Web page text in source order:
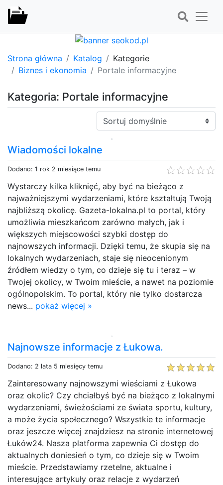
Strona główna Katalog
Kategorie
Biznes i ekonomia
Portale informacyjne
Kategoria: Portale informacyjne
Sortuj:
Wiadomości lokalne
Dodano: 1 rok 2 miesiące temu
Wystarczy kilka kliknięć, aby być na bieżąco z
najważniejszymi wydarzeniami, które kształtują Twoją
najbliższą okolicę. Gazeta-lokalna.pl to portal, który
umożliwia mieszkańcom zarówno małych, jak i
większych miejscowości szybki dostęp do
najnowszych informacji. Dzięki temu, że skupia się na
lokalnych wydarzeniach, staje się nieocenionym
źródłem wiedzy o tym, co dzieje się tu i teraz – w
Twojej okolicy, w Twoim mieście, a nawet na poziomie
ogólnopolskim. To portal, który nie tylko dostarcza
news... pokaż więcej »
Najnowsze informacje z Łukowa.
Dodano: 2 lata 5 miesięcy temu
Zainteresowany najnowszymi wieściami z Łukowa
oraz okolic? Czy chciałbyś być na bieżąco z lokalnymi
wydarzeniami, świeżościami ze świata sportu, kultury,
a może życia społecznego? Wszystkie te informacje
oraz jeszcze więcej znajdziesz na stronie internetowej
Łuków24. Nasza platforma zapewnia Ci dostęp do
aktualnych doniesień o tym, co dzieje się w Twoim
mieście. Przedstawiamy rzetelne, aktualne i
interesujące artykuły oraz relacje z wydarzeń